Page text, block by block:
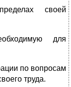
своей
для
по вопросам
труда.